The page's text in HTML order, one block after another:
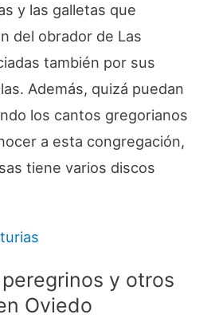
y las galletas que
del obrador de Las
también por sus
Además, quizá puedan
los cantos gregorianos
a esta congregación,
tiene varios discos
y otros
Oviedo